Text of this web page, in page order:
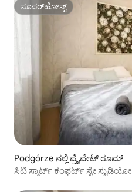
ಸೂಪರ್‌ಹೋಸ್ಟ್
ಸೂಪರ್‌ಹೋಸ್ಟ್
Podgórze ನಲ್ಲಿ ಪ್ರೈವೇಟ್ ರೂಮ್
ಸಿಟಿ ಸ್ಮಾರ್ಟ್ ಕಂಫರ್ಟ್ ಸ್ಟೇ ಸ್ಟುಡಿಯೋ